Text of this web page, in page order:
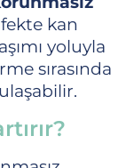
kan
yoluyla
sırasında